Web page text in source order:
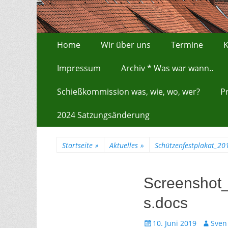
Erstes Menü
Inhalt:
Home Wir über uns Termine
Impressum Archiv * Was war wann..
Schießkommission was, wie, wo, wer?
2024 Satzungsänderung
Startseite » Aktuelles »
s.docs
Gepostet
10. Juni 2019 Autor